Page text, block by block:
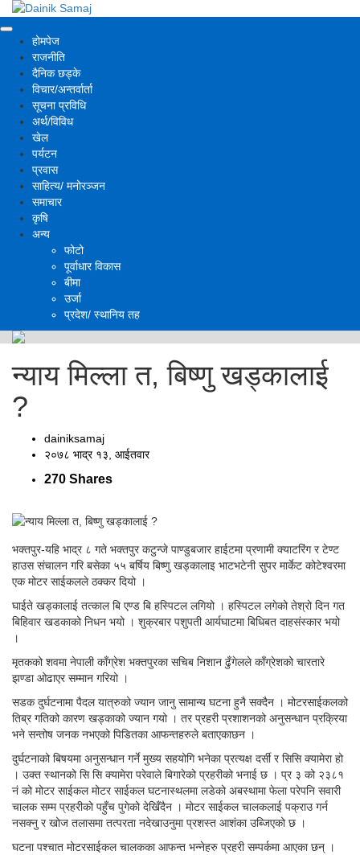
होमपेज
राजनीति
दैनिक छड्के
विचार/अन्तर्वार्ता
सूचना प्रविधि
अर्थ/विविध
खेल
पर्यटन
प्रवास
साहित्य/ मनोरञ्जन
समाचार
कृषि
अन्य
फोटो
पूर्वाधार विकास
बीमा
उर्जा
प्रदेश/ स्थानिय तह
न्याय मिल्ला त, बिष्णु खड्कालाई
?
dainiksamaj
२०७८ भाद्र १३, आईतवार
270 Shares
भक्तपुर-यहि भाद्र ८ गते भक्तपुर कटुन्जे पाण्डुबजार हाईटमा प्रणामी क्याटरिंग र टेण्ट
हाउस संचालन गरि बसेका ५५ बर्षिय बिष्णु खड्कालाइ भाटभटेनी सुपर मार्केट कोटेश्वरमा
एक मोटर साईकलले ठक्कर दियो ।
घाईते खड्कालाई तत्काल बि एण्ड बि हस्पिटल लगियो । हस्पिटल लगेको तेश्रो दिन गत
बिहिवार खडकाको निधन भयो । शुक्रबार पशुपती आर्यघाटमा बिधिबत दाहसंस्कार भयो
।
मृतकको शवमा नेपाली काँग्रेश भक्तपुरका सचिब निशान ढुँगेलले काँग्रेशको चारतारे
झण्डा ओढाएर सम्मान गरियो ।
सडक दुर्घटनामा पैदल यात्रुको ज्यान जानु सामान्य घटना हुनै सक्दैन । मोटरसाईकलको
तिब्र गतिको कारण खड्काको ज्यान गयो । तर प्रहरी प्रशाशनको अनुसन्धान प्रक्रिया
भने सन्तोष जनक नभएको पिडितका आफन्तहरुले बताएकाछन ।
दुर्घटनाको बिषयमा अनुसन्धान गर्ने मुख्य सहयोगि भनेका प्रत्यक्ष दर्सी र सिसि क्यामेरा हो
। उक्त स्थानको सि सि क्यामेरा परेवाले बिगारेको प्रहरीको भनाई छ । प्र ३ को २३८१
नं को मोटर साईकल मोटर साईकल घटनास्थलमा लडेको अबस्थामा फेला परेपनि सवारी
चालक सम्म प्रहरीको पहुँच पुगेको देखिँदैन । मोटर साईकल चालकलाई पक्राउ गर्न
नसक्नु र खोज तलासमा तत्परता नदेखाउनुमा प्रशस्त आशंका उब्जिएको छ ।
घटना पश्चात मोटरसाईकल चालकका आफन्त भन्नेहरु प्रहरी सम्पर्कमा आएका छन् ।